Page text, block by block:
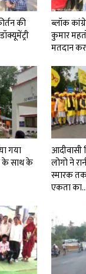
की
ब्लॉक
कुमार
मतदान
गया
के साथ के
लोगो ने
स्मारक
एकता का…